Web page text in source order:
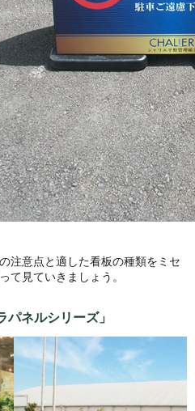
注意点と適した看板の種類をミセ
て見ていきましょう。
パネルシリーズ」